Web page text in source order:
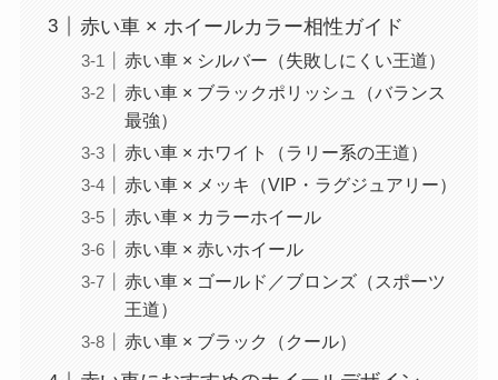
赤い車 × ホイールカラー相性ガイド
赤い車 × シルバー（失敗しにくい王道）
赤い車 × ブラックポリッシュ（バランス
最強）
赤い車 × ホワイト（ラリー系の王道）
赤い車 × メッキ（VIP・ラグジュアリー）
赤い車 × カラーホイール
赤い車 × 赤いホイール
赤い車 × ゴールド／ブロンズ（スポーツ
王道）
赤い車 × ブラック（クール）